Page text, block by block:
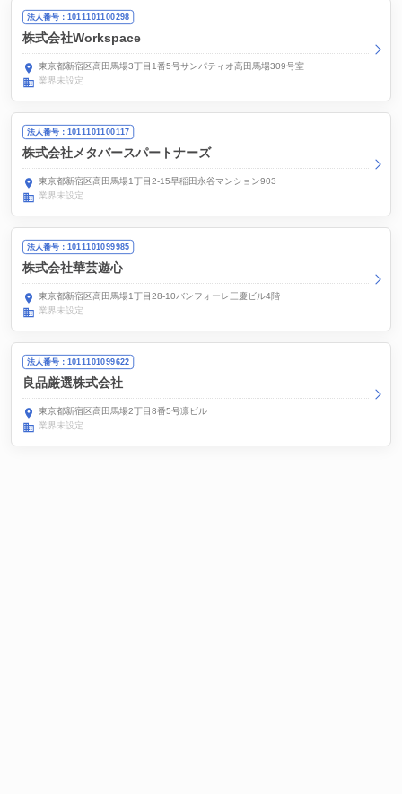
法人番号：1011101100298
株式会社Workspace
東京都新宿区高田馬場3丁目1番5号サンパティオ高田馬場309号室
業界未設定
法人番号：1011101100117
株式会社メタバースパートナーズ
東京都新宿区高田馬場1丁目2-15早稲田永谷マンション903
業界未設定
法人番号：1011101099985
株式会社華芸遊心
東京都新宿区高田馬場1丁目28-10バンフォーレ三慶ビル4階
業界未設定
法人番号：1011101099622
良品厳選株式会社
東京都新宿区高田馬場2丁目8番5号凛ビル
業界未設定